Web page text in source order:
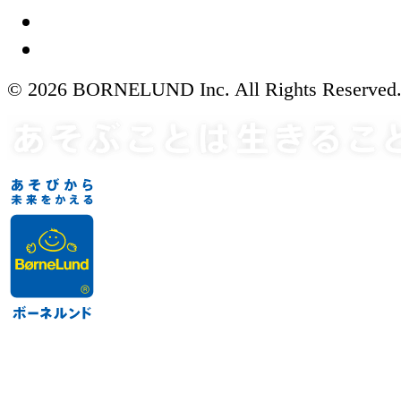
© 2026 BORNELUND Inc. All Rights Reserved.